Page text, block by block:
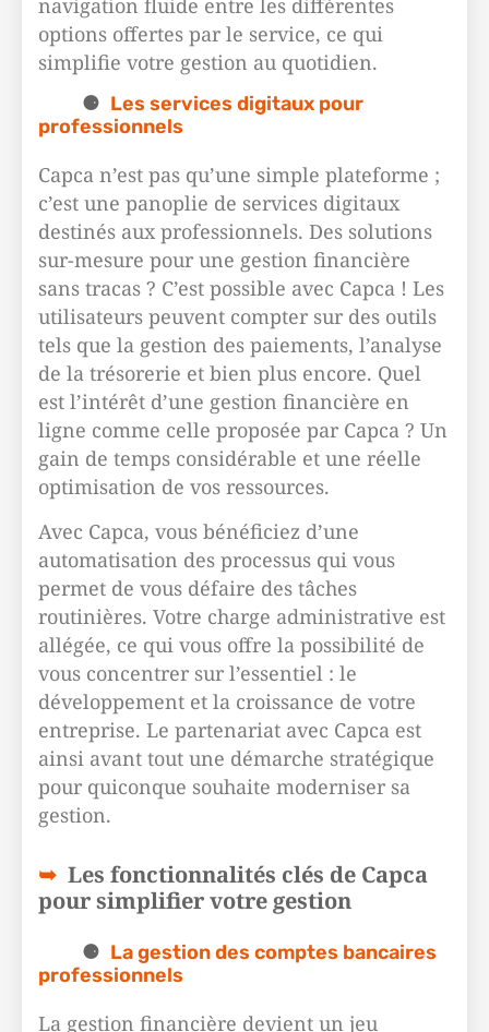
navigation fluide entre les différentes
options offertes par le service, ce qui
simplifie votre gestion au quotidien.
Les services digitaux pour
professionnels
Capca n’est pas qu’une simple plateforme ;
c’est une panoplie de services digitaux
destinés aux professionnels. Des solutions
sur-mesure pour une gestion financière
sans tracas ? C’est possible avec Capca ! Les
utilisateurs peuvent compter sur des outils
tels que la gestion des paiements, l’analyse
de la trésorerie et bien plus encore. Quel
est l’intérêt d’une gestion financière en
ligne comme celle proposée par Capca ? Un
gain de temps considérable et une réelle
optimisation de vos ressources.
Avec Capca, vous bénéficiez d’une
automatisation des processus qui vous
permet de vous défaire des tâches
routinières. Votre charge administrative est
allégée, ce qui vous offre la possibilité de
vous concentrer sur l’essentiel : le
développement et la croissance de votre
entreprise. Le partenariat avec Capca est
ainsi avant tout une démarche stratégique
pour quiconque souhaite moderniser sa
gestion.
Les fonctionnalités clés de Capca
pour simplifier votre gestion
La gestion des comptes bancaires
professionnels
La gestion financière devient un jeu